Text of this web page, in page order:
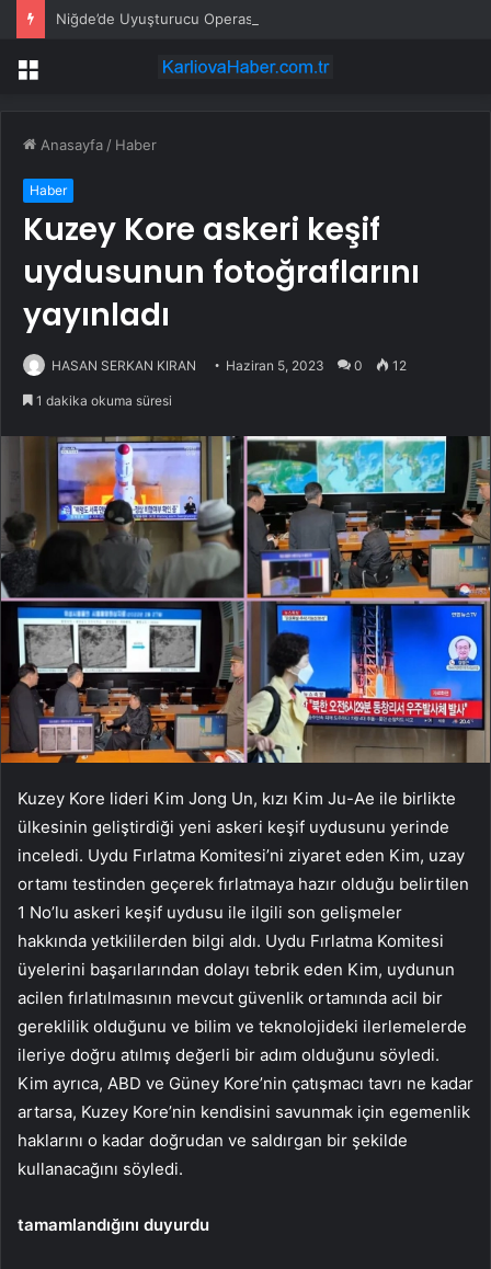
Niğde’de Uyuşturucu Operasyonu: 2 Şüpheli Tutuklandı
Menü
Anasayfa / Haber
Haber
Kuzey Kore askeri keşif
uydusunun fotoğraflarını
yayınladı
HASAN SERKAN KIRAN Haziran 5, 2023 0 12
1 dakika okuma süresi
Kuzey Kore lideri Kim Jong Un, kızı Kim Ju-Ae ile birlikte
ülkesinin geliştirdiği yeni askeri keşif uydusunu yerinde
inceledi. Uydu Fırlatma Komitesi’ni ziyaret eden Kim, uzay
ortamı testinden geçerek fırlatmaya hazır olduğu belirtilen
1 No’lu askeri keşif uydusu ile ilgili son gelişmeler
hakkında yetkililerden bilgi aldı. Uydu Fırlatma Komitesi
üyelerini başarılarından dolayı tebrik eden Kim, uydunun
acilen fırlatılmasının mevcut güvenlik ortamında acil bir
gereklilik olduğunu ve bilim ve teknolojideki ilerlemelerde
ileriye doğru atılmış değerli bir adım olduğunu söyledi.
Kim ayrıca, ABD ve Güney Kore’nin çatışmacı tavrı ne kadar
artarsa, Kuzey Kore’nin kendisini savunmak için egemenlik
haklarını o kadar doğrudan ve saldırgan bir şekilde
kullanacağını söyledi.
tamamlandığını duyurdu